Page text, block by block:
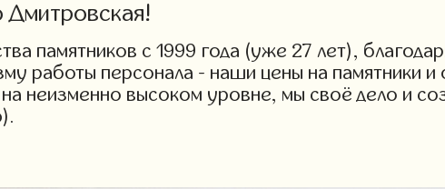
Дмитровская!
памятников с 1999 года (уже 27 лет),
работы персонала - наши цены на памятники
неизменно высоком уровне, мы своё дело и